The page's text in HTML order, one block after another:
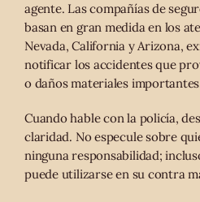
agente. Las compañías de
basan en gran medida en los
Nevada, California y Arizona,
notificar los accidentes que
o daños materiales
Cuando hable con la policía,
claridad. No especule sobre
ninguna responsabilidad;
puede utilizarse en su contra